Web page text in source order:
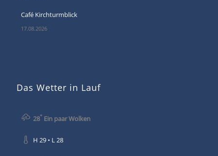
Café Kirchturmblick
17.08.2026
Das Wetter in Lauf
28°Ein paar Wolken
H 29 • L 28